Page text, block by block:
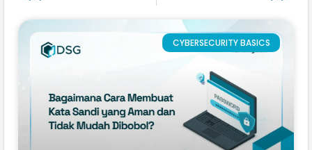
CYBERSECURITY BASICS